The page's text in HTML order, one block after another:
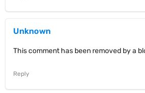
Unknown
This comment has been removed by a
Reply